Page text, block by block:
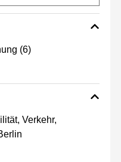
(6)
Verkehr,